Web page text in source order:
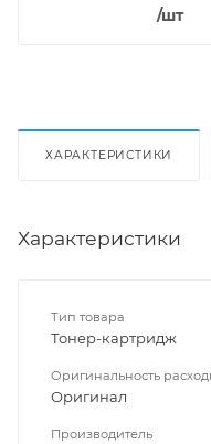
/шт
ХАРАКТЕРИСТИКИ
Характеристики
Тип товара
Тонер-картридж
Оригинальность
Оригинал
Производитель